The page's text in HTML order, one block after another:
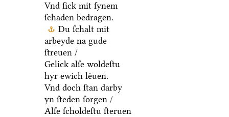
Vnd ſick mit ſynem
ſchaden bedragen.
Du ſchalt mit
arbeyde na gude
ſtreuen /
Gelick alſe woldeſtu
hyr ewich leͤuen.
Vnd doch ſtan darby
yn ſteden ſorgen /
Alſe ſcholdeſtu ſteruen